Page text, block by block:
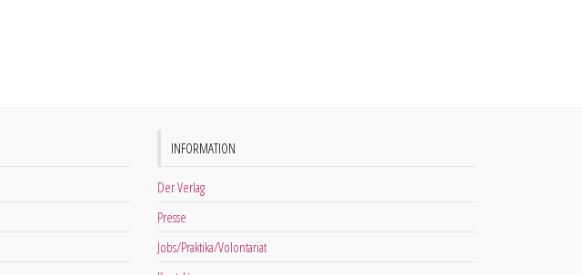
INFORMATION
Der Verlag
Presse
Jobs/Praktika/Volontariat